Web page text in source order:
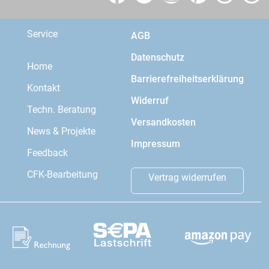
Service
Home
Kontakt
Techn. Beratung
News & Projekte
Feedback
CFK-Bearbeitung
AGB
Datenschutz
Barrierefreiheitserklärung
Widerruf
Versandkosten
Impressum
Vertrag widerrufen